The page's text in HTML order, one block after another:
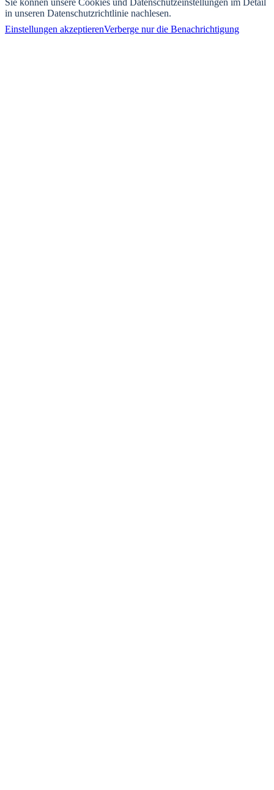
Sie können unsere Cookies und Datenschutzeinstellungen im Detail
in unseren Datenschutzrichtlinie nachlesen.
Einstellungen akzeptierenVerberge nur die Benachrichtigung